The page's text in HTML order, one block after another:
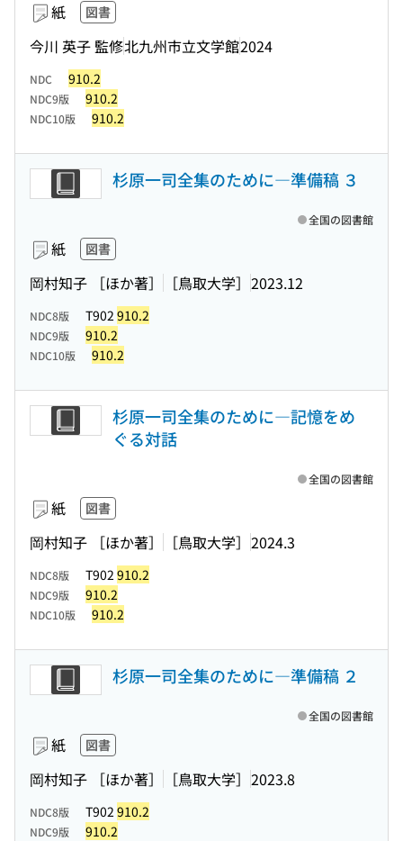
紙 図書
今川 英子 監修北九州市立文学館2024
NDC 910.2
NDC9版 910.2
NDC10版 910.2
杉原一司全集のために―準備稿 ３
紙 図書
岡村知子 ［ほか著］ ［鳥取大学］ 2023.12
全国の図書館
NDC8版 T902 910.2
NDC9版 910.2
NDC10版 910.2
杉原一司全集のために―記憶をめ
ぐる対話
紙 図書
岡村知子 ［ほか著］ ［鳥取大学］ 2024.3
全国の図書館
NDC8版 T902 910.2
NDC9版 910.2
NDC10版 910.2
杉原一司全集のために―準備稿 ２
紙 図書
岡村知子 ［ほか著］ ［鳥取大学］ 2023.8
全国の図書館
NDC8版 T902 910.2
NDC9版 910.2